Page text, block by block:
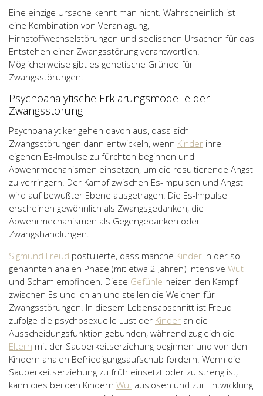
Eine einzige Ursache kennt man nicht. Wahrscheinlich ist
eine Kombination von Veranlagung,
Hirnstoffwechselstörungen und seelischen Ursachen für das
Entstehen einer Zwangsstörung verantwortlich.
Möglicherweise gibt es genetische Gründe für
Zwangsstörungen.
Psychoanalytische Erklärungsmodelle der
Zwangsstörung
Psychoanalytiker gehen davon aus, dass sich
Zwangsstörungen dann entwickeln, wenn Kinder ihre
eigenen Es-Impulse zu fürchten beginnen und
Abwehrmechanismen einsetzen, um die resultierende Angst
zu verringern. Der Kampf zwischen Es-Impulsen und Angst
wird auf bewußter Ebene ausgetragen. Die Es-Impulse
erscheinen gewöhnlich als Zwangsgedanken, die
Abwehrmechanismen als Gegengedanken oder
Zwangshandlungen.
Sigmund Freud postulierte, dass manche Kinder in der so
genannten analen Phase (mit etwa 2 Jahren) intensive Wut
und Scham empfinden. Diese Gefühle heizen den Kampf
zwischen Es und Ich an und stellen die Weichen für
Zwangsstörungen. In diesem Lebensabschnitt ist Freud
zufolge die psychosexuelle Lust der Kinder an die
Ausscheidungsfunktion gebunden, während zugleich die
Eltern mit der Sauberkeitserziehung beginnen und von den
Kindern analen Befriedigungsaufschub fordern. Wenn die
Sauberkeitserziehung zu früh einsetzt oder zu streng ist,
kann dies bei den Kindern Wut auslösen und zur Entwicklung